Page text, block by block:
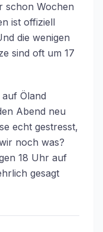
schon Wochen
ist offiziell
die wenigen
sind oft um 17
Öland
Abend neu
echt gestresst,
noch was?
18 Uhr auf
gesagt